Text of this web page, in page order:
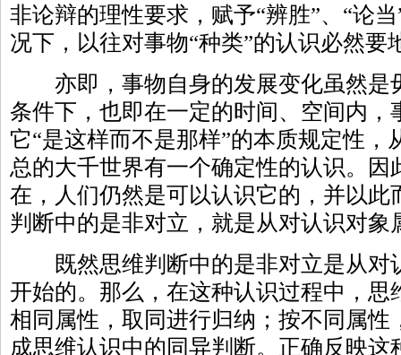
非论辩的理性要求，赋予“辨胜”、“论
况下，以往对事物“种类”的认识必然要
亦即，事物自身的发展变化虽然是
条件下，也即在一定的时间、空间内，
它“是这样而不是那样”的本质规定性，
总的大千世界有一个确定性的认识。因
在，人们仍然是可以认识它的，并以此
判断中的是非对立，就是从对认识对象
既然思维判断中的是非对立是从对
开始的。那么，在这种认识过程中，思
相同属性，取同进行归纳；按不同属性
成思维认识中的同异判断。正确反映这